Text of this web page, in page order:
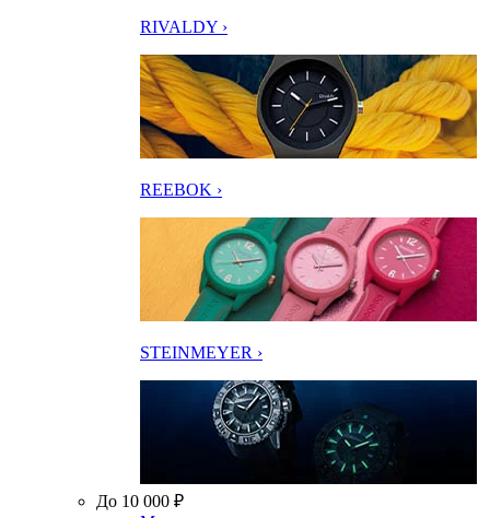
RIVALDY ›
REEBOK ›
STEINMEYER ›
До 10 000 ₽